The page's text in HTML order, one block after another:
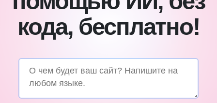
кода, бесплатно!